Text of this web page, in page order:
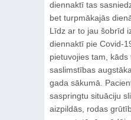
diennaktī tas
bet turpmākajās
Līdz ar to jau šobrīd
diennaktī pie Covid-
pietuvojies tam, kāds
saslimstības
gada sākumā.
saspringtu situāciju
aizpildās, rodas